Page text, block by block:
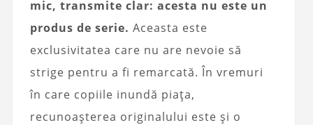
mic, transmite clar: acesta nu este un
produs de serie. Aceasta este
exclusivitatea care nu are nevoie să
strige pentru a fi remarcată. În vremuri
în care copiile inundă piața,
recunoașterea originalului este și o